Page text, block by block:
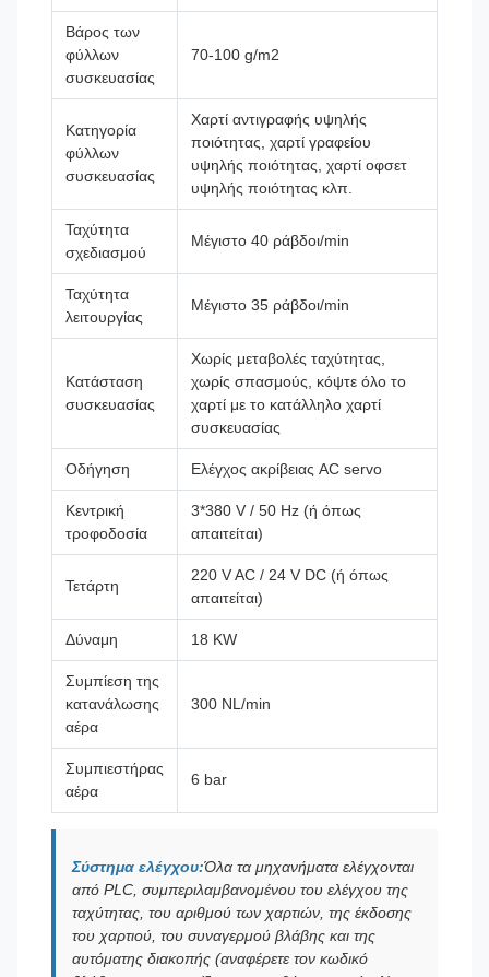
Βάρος των
φύλλων
συσκευασίας
70-100 g/m2
Κατηγορία
φύλλων
συσκευασίας
Χαρτί αντιγραφής υψηλής
ποιότητας, χαρτί γραφείου
υψηλής ποιότητας, χαρτί οφσετ
υψηλής ποιότητας κλπ.
Ταχύτητα
σχεδιασμού
Μέγιστο 40 ράβδοι/min
Ταχύτητα
λειτουργίας
Μέγιστο 35 ράβδοι/min
Κατάσταση
συσκευασίας
Χωρίς μεταβολές ταχύτητας,
χωρίς σπασμούς, κόψτε όλο το
χαρτί με το κατάλληλο χαρτί
συσκευασίας
Οδήγηση Ελέγχος ακρίβειας AC servo
Κεντρική
τροφοδοσία
3*380 V / 50 Hz (ή όπως
απαιτείται)
Τετάρτη
220 V AC / 24 V DC (ή όπως
απαιτείται)
Δύναμη 18 KW
Συμπίεση της
κατανάλωσης
αέρα
300 NL/min
Συμπιεστήρας
αέρα
6 bar
Σύστημα ελέγχου:Όλα τα μηχανήματα ελέγχονται
από PLC, συμπεριλαμβανομένου του ελέγχου της
ταχύτητας, του αριθμού των χαρτιών, της έκδοσης
του χαρτιού, του συναγερμού βλάβης και της
αυτόματης διακοπής (αναφέρετε τον κωδικό